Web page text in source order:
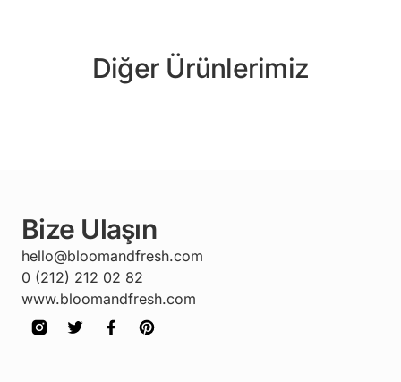
Diğer Ürünlerimiz
Bize Ulaşın
hello@bloomandfresh.com
0 (212) 212 02 82
www.bloomandfresh.com